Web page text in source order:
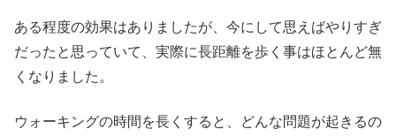
ある程度の効果はありましたが、今にして思えばやりすぎ
だったと思っていて、実際に長距離を歩く事はほとんど無
くなりました。
ウォーキングの時間を長くすると、どんな問題が起きるの